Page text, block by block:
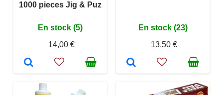
1000 pieces Jig & Puz
En stock (5)
14,00 €
En stock (23)
13,50 €